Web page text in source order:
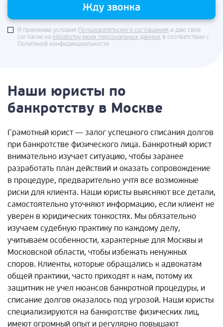
Жду звонка
Я принимаю условия Пользовательского соглашения и даю свое
согласие на обработку моих персональных данных в соответствии с
Политикой конфиденциальности
Наши юристы по
банкротству в Москве
Грамотный юрист — залог успешного списания долгов
при банкротстве физического лица. Банкротный юрист
внимательно изучает ситуацию, чтобы заранее
разработать план действий и оказать сопровождение
в процедуре, предварительно учтя все возможные
риски для клиента. Наши юристы выясняют все детали,
самостоятельно уточняют информацию, если клиент не
уверен в юридических тонкостях. Мы обязательно
изучаем судебную практику по каждому делу,
учитываем особенности, характерные для Москвы и
Московской области, чтобы избежать ненужных
споров. Клиенты, которые обращались к адвокатам
общей практики, часто приходят к нам, потому их
защитник не учел нюансов банкротной процедуры, и
списание долгов оказалось под угрозой. Наши юристы
специализируются на банкротстве физических лиц,
имеют огромный опыт и регулярно повышают